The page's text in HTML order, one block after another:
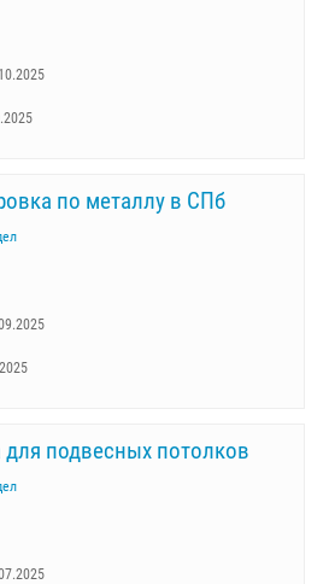
по металлу в СПб
подвесных потолков